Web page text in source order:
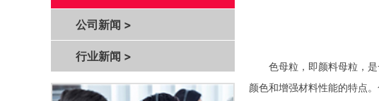
公司新闻 >
行业新闻 >
色母粒，即颜料母粒，是
颜色和增强材料性能的特点